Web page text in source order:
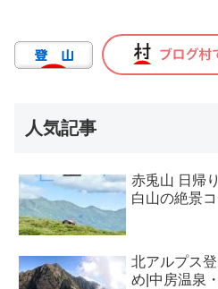
人気記事
赤兎山 日帰
白山の絶景
北アルプス
め|中房温泉